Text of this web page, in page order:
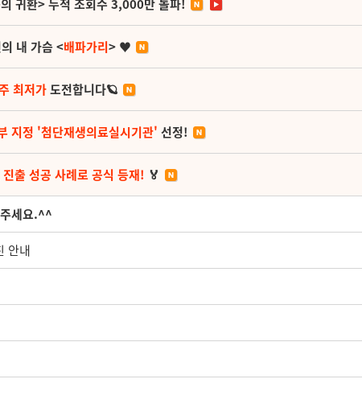
귀환> 누적 조회수 3,000만 돌파!
내 가슴 <배파가리> ♥
최저가도전합니다🪐
지정 '첨단재생의료실시기관' 선정!
출 성공 사례로 공식 등재! 🏅
세요.^^
안내